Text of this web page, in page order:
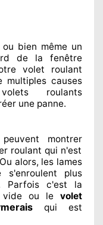
bien même un
de la fenêtre
volet roulant
multiples causes
roulants
une panne.
peuvent montrer
roulant qui n'est
alors, les lames
plus
Parfois c'est la
vide ou le volet
qui est